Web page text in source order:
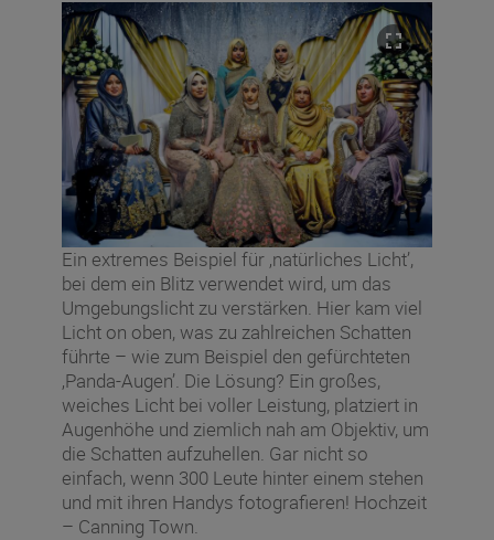
Ein extremes Beispiel für ‚natürliches Licht’,
bei dem ein Blitz verwendet wird, um das
Umgebungslicht zu verstärken. Hier kam viel
Licht on oben, was zu zahlreichen Schatten
führte – wie zum Beispiel den gefürchteten
‚Panda-Augen’. Die Lösung? Ein großes,
weiches Licht bei voller Leistung, platziert in
Augenhöhe und ziemlich nah am Objektiv, um
die Schatten aufzuhellen. Gar nicht so
einfach, wenn 300 Leute hinter einem stehen
und mit ihren Handys fotografieren! Hochzeit
– Canning Town.